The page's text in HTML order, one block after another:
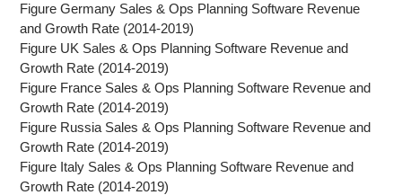
Figure Germany Sales & Ops Planning Software Revenue
and Growth Rate (2014-2019)
Figure UK Sales & Ops Planning Software Revenue and
Growth Rate (2014-2019)
Figure France Sales & Ops Planning Software Revenue and
Growth Rate (2014-2019)
Figure Russia Sales & Ops Planning Software Revenue and
Growth Rate (2014-2019)
Figure Italy Sales & Ops Planning Software Revenue and
Growth Rate (2014-2019)